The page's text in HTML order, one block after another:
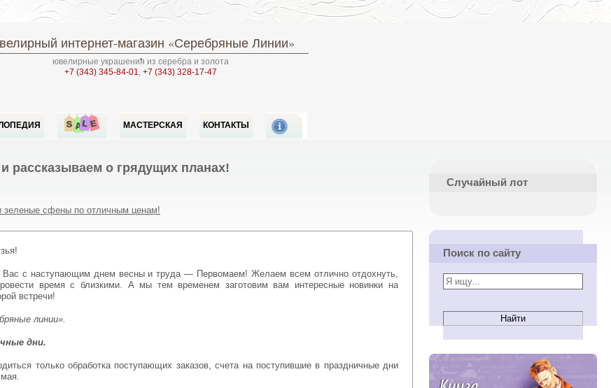
интернет-магазин «Серебряные Линии»
ювелирные украшения из серебра и золота
+7 (343) 345-84-01, +7 (343) 328-17-47
МАСТЕРСКАЯ КОНТАКТЫ
рассказываем о грядущих планах!
зеленые сфены по отличным ценам!
время с близкими. А мы тем временем заготовим вам интересные новинки на
встречи!
линии».
дни.
Случайный лот
Поиск по сайту